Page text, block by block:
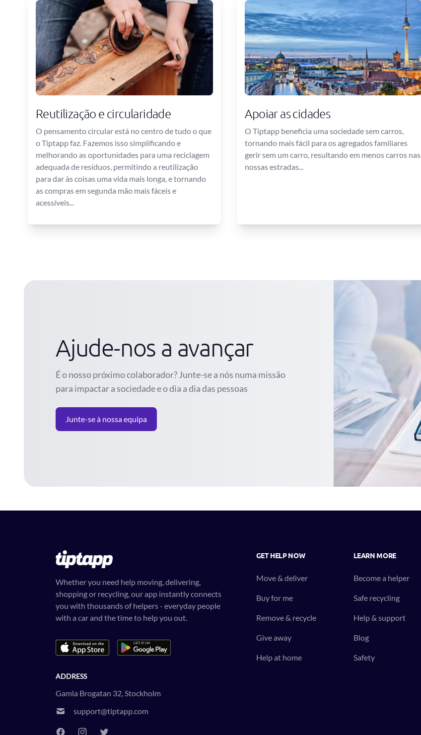
Reutilização e circularidade
O pensamento circular está no centro de tudo o que
o Tiptapp faz. Fazemos isso simplificando e
melhorando as oportunidades para uma reciclagem
adequada de resíduos, permitindo a reutilização
para dar às coisas uma vida mais longa, e tornando
as compras em segunda mão mais fáceis e
acessíveis...
Apoiar as cidades
O Tiptapp beneficia uma sociedade sem carros,
tornando mais fácil para os agregados familiares
gerir sem um carro, resultando em menos carros nas
nossas estradas...
Ajude-nos a avançar
É o nosso próximo colaborador? Junte-se a nós numa missão
para impactar a sociedade e o dia a dia das pessoas
Junte-se à nossa equipa
Whether you need help moving, delivering,
shopping or recycling, our app instantly connects
you with thousands of helpers - everyday people
with a car and the time to help you out.
ADDRESS
Gamla Brogatan 32, Stockholm
support@tiptapp.com
GET HELP NOW
Move & deliver
Buy for me
Remove & recycle
Give away
Help at home
LEARN MORE
Become a helper
Safe recycling
Help & support
Blog
Safety